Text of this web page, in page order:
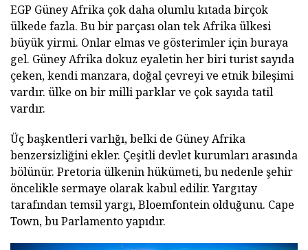
EGP Güney Afrika çok daha olumlu kıtada birçok
ülkede fazla. Bu bir parçası olan tek Afrika ülkesi
büyük yirmi. Onlar elmas ve gösterimler için buraya
gel. Güney Afrika dokuz eyaletin her biri turist sayıda
çeken, kendi manzara, doğal çevreyi ve etnik bileşimi
vardır. ülke on bir milli parklar ve çok sayıda tatil
vardır.
Üç başkentleri varlığı, belki de Güney Afrika
benzersizliğini ekler. Çeşitli devlet kurumları arasında
bölünür. Pretoria ülkenin hükümeti, bu nedenle şehir
öncelikle sermaye olarak kabul edilir. Yargıtay
tarafından temsil yargı, Bloemfontein olduğunu. Cape
Town, bu Parlamento yapıdır.